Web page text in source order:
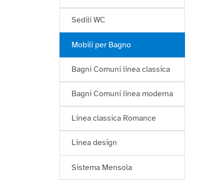
Sedili WC
Mobili per Bagno
Bagni Comuni linea classica
Bagni Comuni linea moderna
Linea classica Romance
Linea design
Sistema Mensola